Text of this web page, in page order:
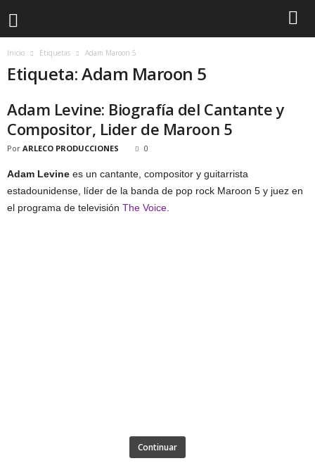
Inicio Etiquetas Adam Maroon 5
Etiqueta: Adam Maroon 5
Adam Levine: Biografía del Cantante y
Compositor, Lider de Maroon 5
Por ARLECO PRODUCCIONES 0
Adam Levine es un cantante, compositor y guitarrista
estadounidense, líder de la banda de pop rock Maroon 5 y juez en
el programa de televisión The Voice
Continuar